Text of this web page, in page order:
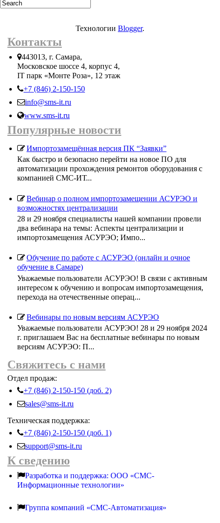
Технологии Blogger.
Контакты
443013, г. Самара,
Московское шоссе 4, корпус 4,
IT парк «Монте Роза», 12 этаж
+7 (846) 2-150-150
info@sms-it.ru
www.sms-it.ru
Популярные новости
Импортозамещённая версия ПК “Заявки”
Как быстро и безопасно перейти на новое ПО для
автоматизации прохождения ремонтов оборудования с
компанией СМС-ИТ...
Вебинар о полном импортозамещении АСУРЭО и
возможностях централизации
28 и 29 ноября специалисты нашей компании провели
два вебинара на темы: Аспекты централизации и
импортозамещения АСУРЭО; Импо...
Обучение по работе с АСУРЭО (онлайн и очное
обучение в Самаре)
Уважаемые пользователи АСУРЭО! В связи с активным
интересом к обучению и вопросам импортозамещения,
перехода на отечественные операц...
Вебинары по новым версиям АСУРЭО
Уважаемые пользователи АСУРЭО! 28 и 29 ноября 2024
г. приглашаем Вас на бесплатные вебинары по новым
версиям АСУРЭО: П...
Свяжитесь с нами
Отдел продаж:
+7 (846) 2-150-150 (доб. 2)
sales@sms-it.ru
Техническая поддержка:
+7 (846) 2-150-150 (доб. 1)
support@sms-it.ru
К сведению
Разработка и поддержка: ООО «СМС-
Информационные технологии»
Группа компаний «СМС-Автоматизация»